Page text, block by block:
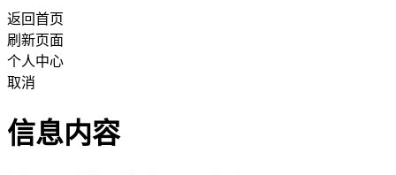
返回首页
刷新页面
个人中心
取消
信息内容